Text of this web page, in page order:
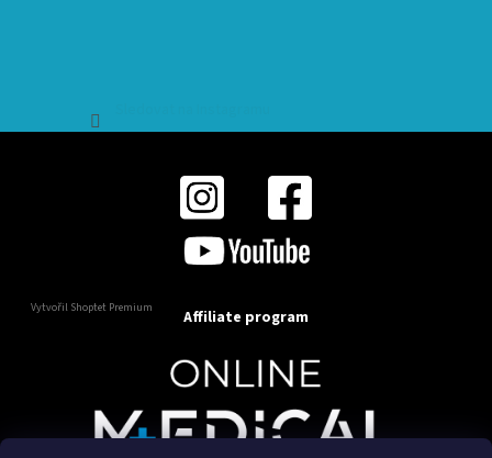
Vytvořil Shoptet Premium Affiliate program